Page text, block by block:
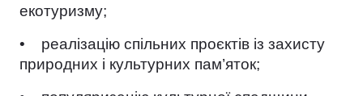
екотуризму;
• реалізацію спільних проєктів із захисту
природних і культурних пам’яток;